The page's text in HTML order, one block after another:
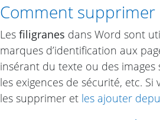
Comment supprimer
Les filigranes dans Word sont
marques d’identification aux
insérant du texte ou des
les exigences de sécurité, etc.
les supprimer et les ajouter